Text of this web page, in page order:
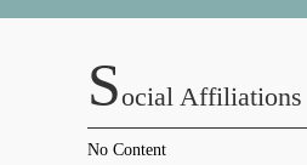
SOcial Affiliations
No Content